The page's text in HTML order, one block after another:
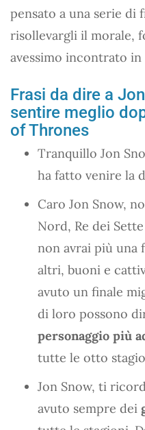
pensato a una serie di
risollevargli il morale,
avessimo incontrato in
Frasi da dire a
sentire meglio
of Thrones
Tranquillo Jon
ha fatto venire la
Caro Jon Snow,
Nord, Re dei
non avrai più una
altri, buoni e
avuto un finale
di loro possono
personaggio più
tutte le otto
Jon Snow, ti
avuto sempre dei